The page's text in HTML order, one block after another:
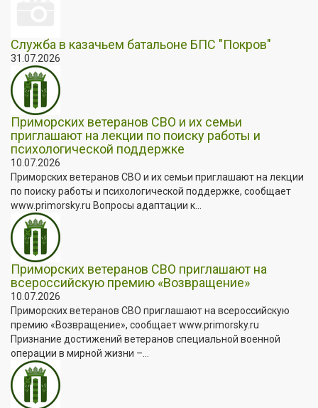
Служба в казачьем батальоне БПС "Покров"
31.07.2026
Приморских ветеранов СВО и их семьи
приглашают на лекции по поиску работы и
психологической поддержке
10.07.2026
Приморских ветеранов СВО и их семьи приглашают на лекции
по поиску работы и психологической поддержке, сообщает
www.primorsky.ru Вопросы адаптации к...
Приморских ветеранов СВО приглашают на
всероссийскую премию «Возвращение»
10.07.2026
Приморских ветеранов СВО приглашают на всероссийскую
премию «Возвращение», сообщает www.primorsky.ru
Признание достижений ветеранов специальной военной
операции в мирной жизни –...